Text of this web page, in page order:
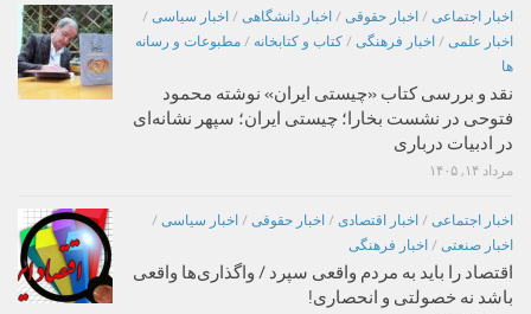
اخبار اجتماعی / اخبار حقوقی / اخبار دانشگاهی / اخبار سیاسی /
اخبار علمی / اخبار فرهنگی / کتاب و کتابخانه / مطبوعات و رسانه
ها
نقد و بررسی کتاب «چیستی ایران» نوشته محمود
فتوحی در نشست بخارا؛ چیستی ایران؛ سپهر نشانه‌ای
در ادبیات درباری
مرداد ۱۴, ۱۴۰۵
اخبار اجتماعی / اخبار اقتصادی / اخبار حقوقی / اخبار سیاسی /
اخبار صنعتی / اخبار فرهنگی
اقتصاد را باید به مردم واقعی سپرد / واگذاری‌ها واقعی
باشد نه خصولتی و انحصاری!